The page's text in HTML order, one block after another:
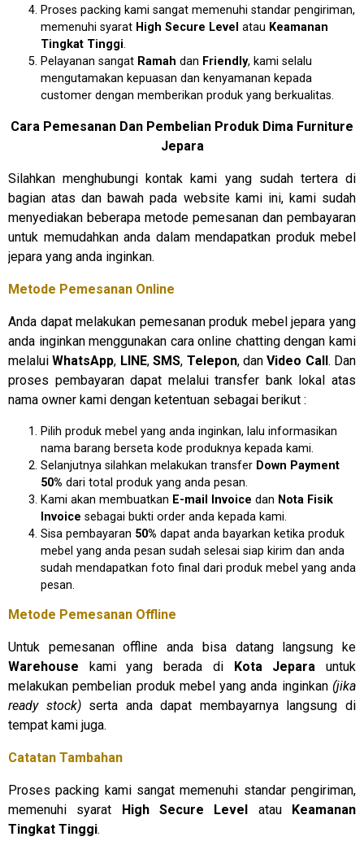
Proses packing kami sangat memenuhi standar pengiriman,
memenuhi syarat High Secure Level atau Keamanan
Tingkat Tinggi.
Pelayanan sangat Ramah dan Friendly, kami selalu
mengutamakan kepuasan dan kenyamanan kepada
customer dengan memberikan produk yang berkualitas.
Cara Pemesanan Dan Pembelian Produk Dima Furniture
Jepara
Silahkan menghubungi kontak kami yang sudah tertera di
bagian atas dan bawah pada website kami ini, kami sudah
menyediakan beberapa metode pemesanan dan pembayaran
untuk memudahkan anda dalam mendapatkan produk mebel
jepara yang anda inginkan.
Metode Pemesanan Online
Anda dapat melakukan pemesanan produk mebel jepara yang
anda inginkan menggunakan cara online chatting dengan kami
melaluiWhatsApp, LINE,SMS, Telepon, danVideo Call. Dan
proses pembayaran dapat melalui transfer bank lokal atas
nama owner kami dengan ketentuan sebagai berikut :
Pilih produk mebel yang anda inginkan, lalu informasikan
nama barang berseta kode produknya kepada kami.
Selanjutnya silahkan melakukan transfer Down Payment
50% dari total produk yang anda pesan.
Kami akan membuatkan E-mail Invoice dan Nota Fisik
Invoice sebagai bukti order anda kepada kami.
Sisa pembayaran 50% dapat anda bayarkan ketika produk
mebel yang anda pesan sudah selesai siap kirim dan anda
sudah mendapatkan foto final dari produk mebel yang anda
pesan.
Metode Pemesanan Offline
Untuk pemesanan offline anda bisa datang langsung ke
Warehouse kami yang berada di Kota Jepara untuk
melakukan pembelian produk mebel yang anda inginkan (jika
ready stock)serta anda dapat membayarnya langsung di
tempat kami juga.
Catatan Tambahan
Proses packing kami sangat memenuhi standar pengiriman,
memenuhi syarat High Secure Level atau Keamanan
Tingkat Tinggi.